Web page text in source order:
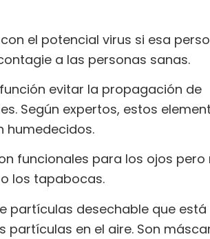
el potencial virus si esa
a las personas sanas.
evitar la propagación de
Según expertos, estos
humedecidos.
funcionales para los ojos pero
los tapabocas.
partículas desechable que está
en el aire. Son